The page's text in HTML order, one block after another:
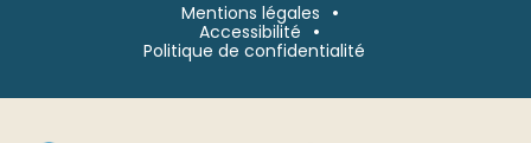
Mentions légales
Accessibilité
Politique de confidentialité